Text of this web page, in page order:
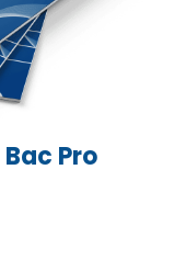
Bac Pro